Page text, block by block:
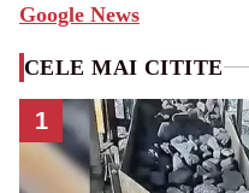
Google News
CELE MAI CITITE
1